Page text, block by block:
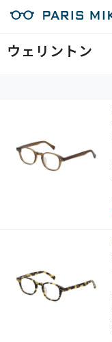
ウェリントン